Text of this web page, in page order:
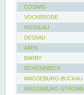
COSWIG
VOCKERODE
ROSSLAU
DESSAU
AKEN
BARBY
SCHÖNEBECK
MAGDEBURG-BUCKAU
MAGDEBURG-